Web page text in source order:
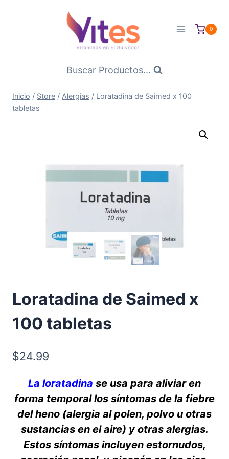
0
Buscar Productos...
Inicio / Store / Alergias / Loratadina de Saimed x 100
tabletas
Loratadina de Saimed x
100 tabletas
$24.99
La loratadina se usa para aliviar en
forma temporal los síntomas de la fiebre
del heno (alergia al polen, polvo u otras
sustancias en el aire) y otras alergias.
Estos síntomas incluyen estornudos,